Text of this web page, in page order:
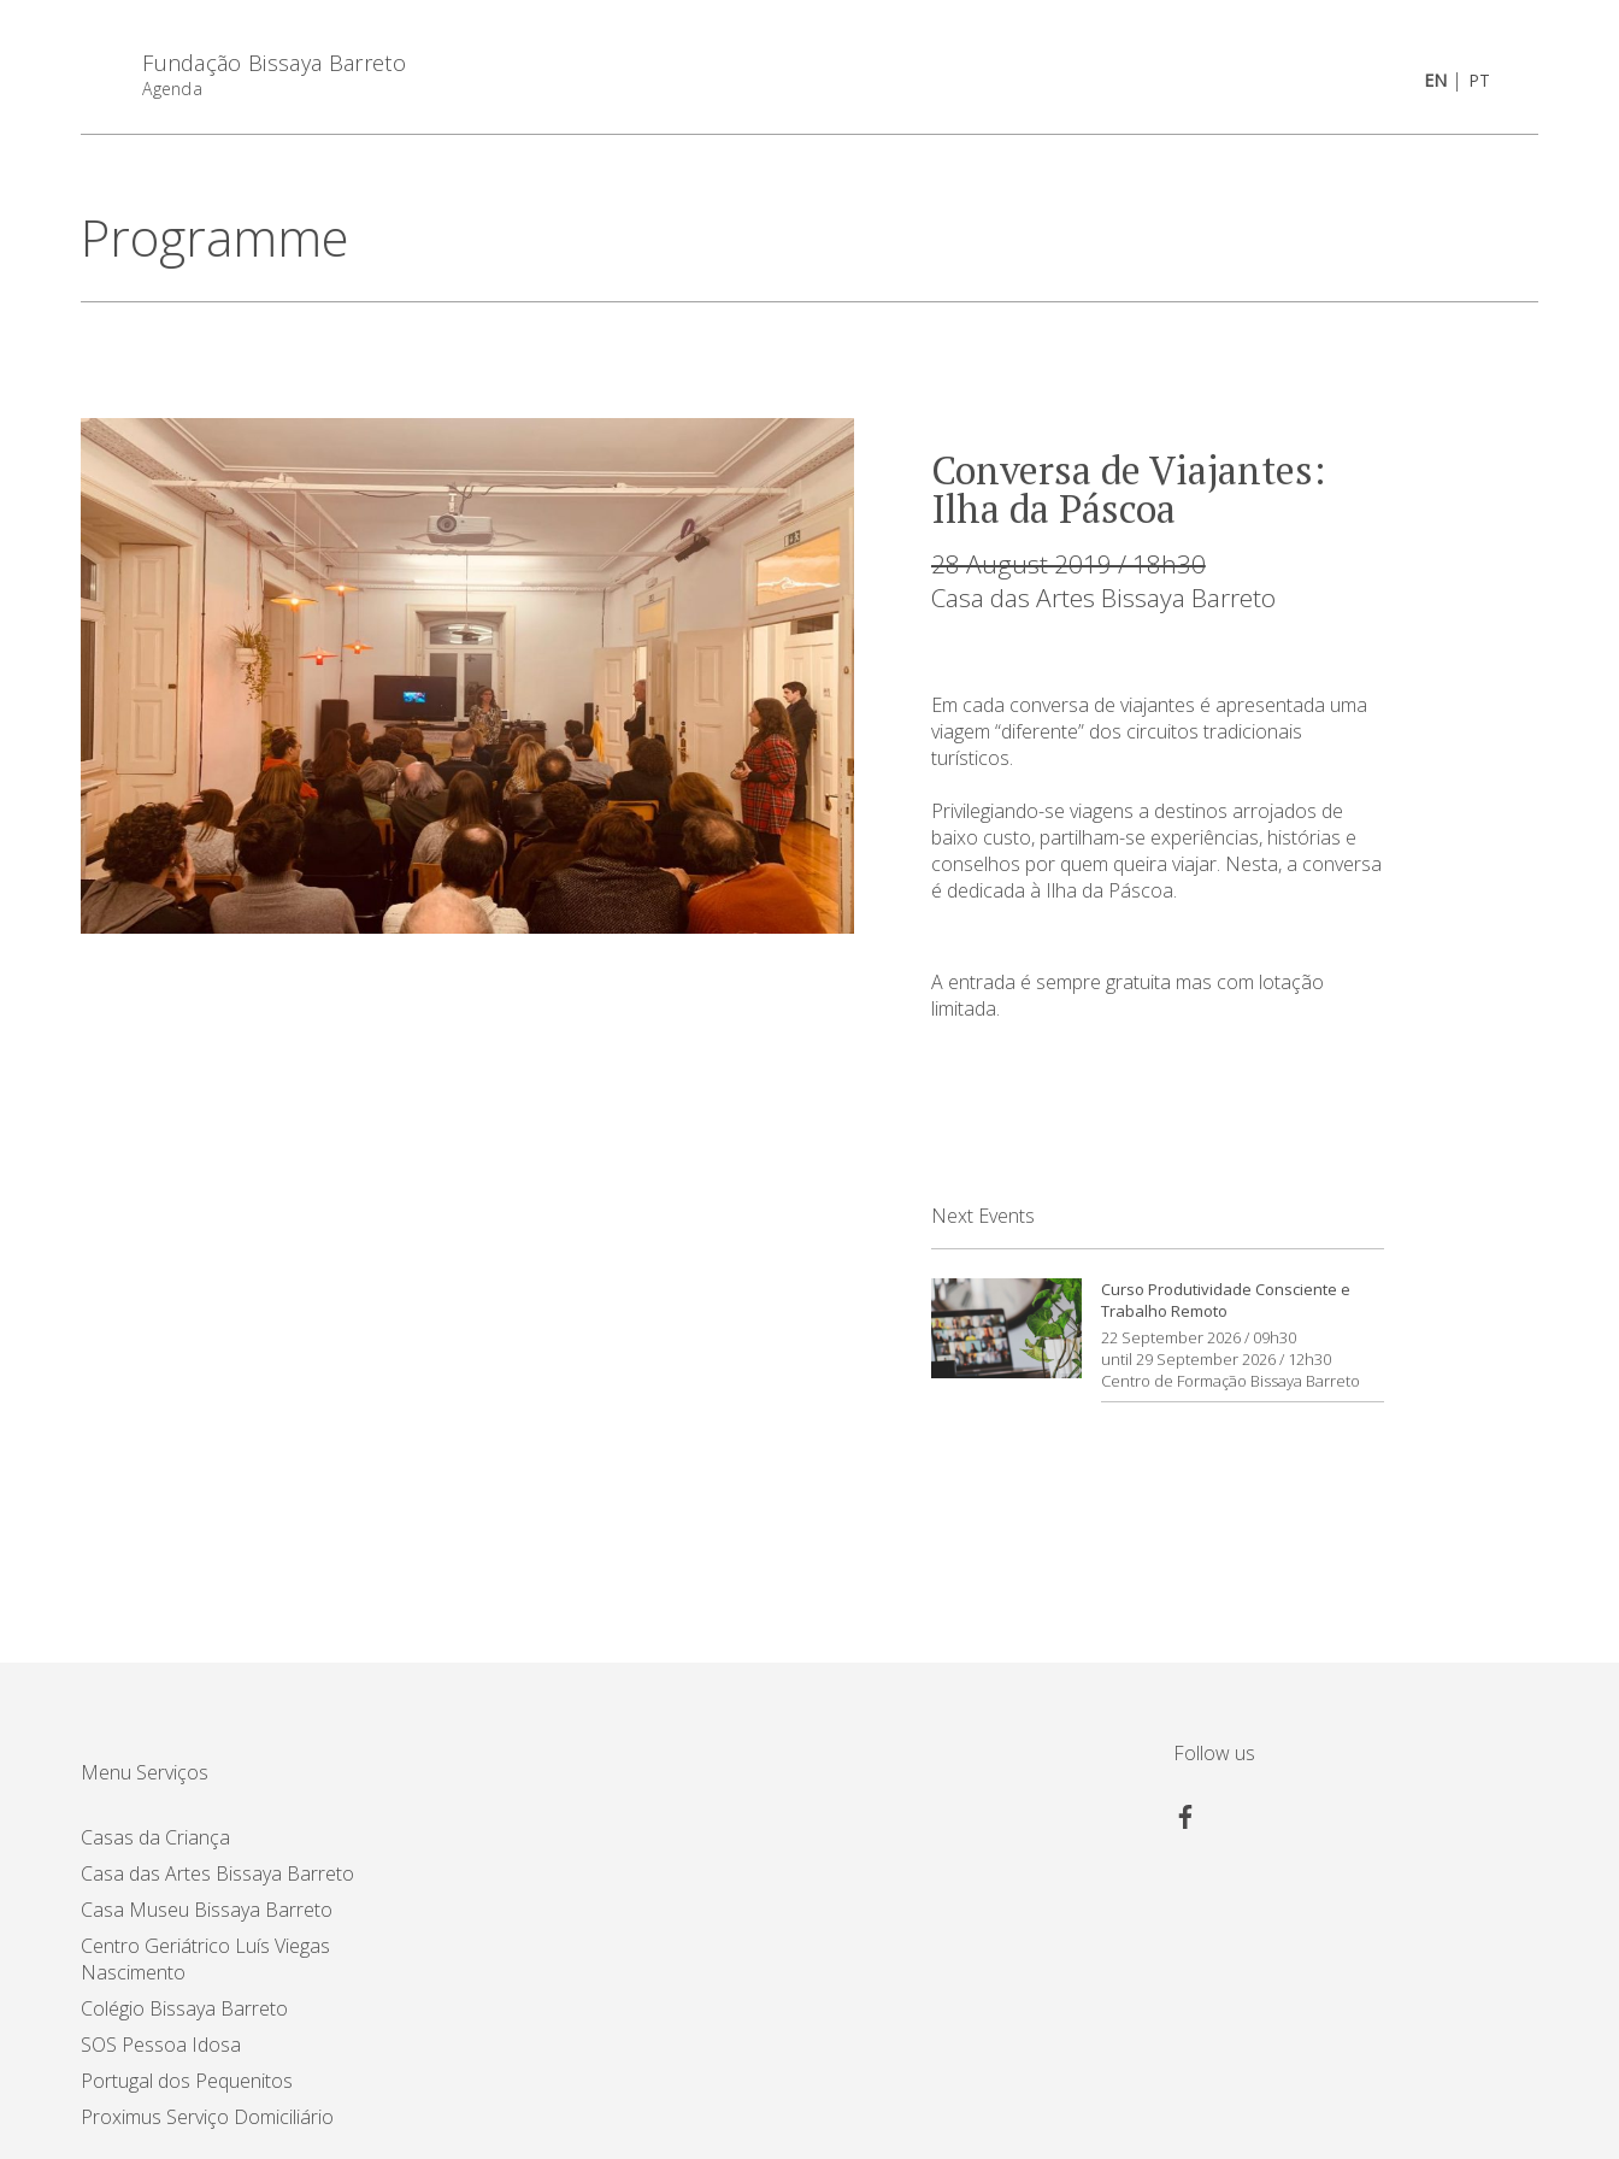
Fundação Bissaya Barreto
Agenda EN| PT
Programme
Conversa de Viajantes:
Ilha da Páscoa
28 August 2019 / 18h30
Casa das Artes Bissaya Barreto
Em cada conversa de viajantes é apresentada uma
viagem “diferente” dos circuitos tradicionais
turísticos.
Privilegiando-se viagens a destinos arrojados de
baixo custo, partilham-se experiências, histórias e
conselhos por quem queira viajar. Nesta, a conversa
é dedicada à Ilha da Páscoa.
A entrada é sempre gratuita mas com lotação
limitada.
Next Events
Curso Produtividade Consciente e
Trabalho Remoto
22 September 2026 / 09h30
until 29 September 2026 / 12h30
Centro de Formação Bissaya Barreto
Menu Serviços
Casas da Criança
Casa das Artes Bissaya Barreto
Casa Museu Bissaya Barreto
Centro Geriátrico Luís Viegas
Nascimento
Colégio Bissaya Barreto
SOS Pessoa Idosa
Portugal dos Pequenitos
Proximus Serviço Domiciliário
Follow us